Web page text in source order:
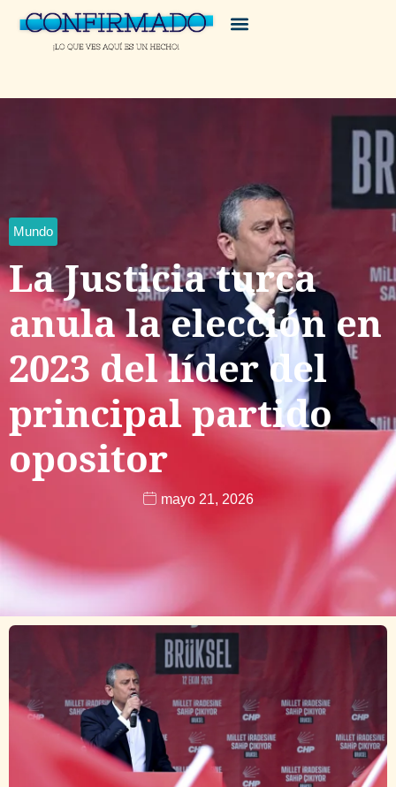
Mundo
La Justicia turca
anula la elección en
2023 del líder del
principal partido
opositor
mayo 21, 2026